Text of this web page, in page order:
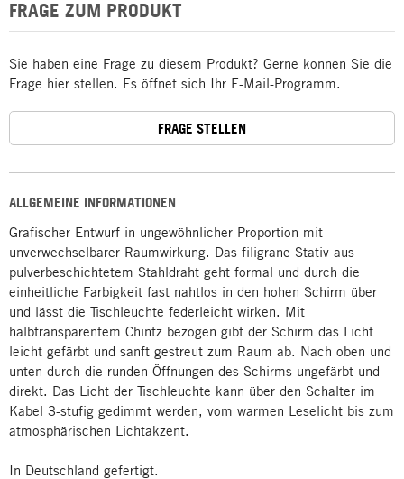
ALLGEMEINE INFORMATIONEN
Grafischer Entwurf in ungewöhnlicher Proportion mit
unverwechselbarer Raumwirkung. Das filigrane Stativ aus
pulverbeschichtetem Stahldraht geht formal und durch die
einheitliche Farbigkeit fast nahtlos in den hohen Schirm über
und lässt die Tischleuchte federleicht wirken. Mit
halbtransparentem Chintz bezogen gibt der Schirm das Licht
leicht gefärbt und sanft gestreut zum Raum ab. Nach oben und
unten durch die runden Öffnungen des Schirms ungefärbt und
direkt. Das Licht der Tischleuchte kann über den Schalter im
Kabel 3-stufig gedimmt werden, vom warmen Leselicht bis zum
atmosphärischen Lichtakzent.
In Deutschland gefertigt.
FRAGE ZUM PRODUKT
Sie haben eine Frage zu diesem Produkt? Gerne können Sie die
Frage hier stellen. Es öffnet sich Ihr E-Mail-Programm.
FRAGE STELLEN